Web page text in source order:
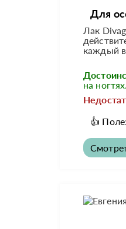
Для
Лак
каждый
на ногтях.
👍